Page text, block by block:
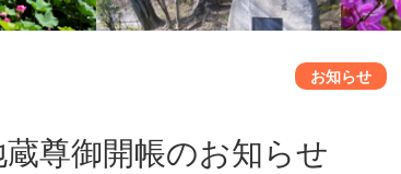
お知らせ
尊御開帳のお知らせ